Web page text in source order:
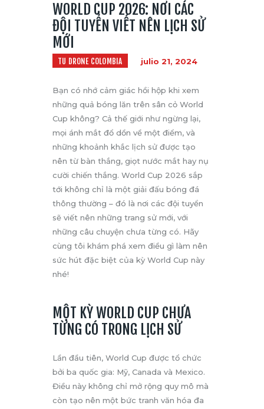
WORLD CUP 2026: NƠI CÁC
ĐỘI TUYỂN VIẾT NÊN LỊCH SỬ
MỚI
TU DRONE COLOMBIA julio 21, 2024
Bạn có nhớ cảm giác hồi hộp khi xem
những quả bóng lăn trên sân cỏ World
Cup không? Cả thế giới như ngừng lại,
mọi ánh mắt đổ dồn về một điểm, và
những khoảnh khắc lịch sử được tạo
nên từ bàn thắng, giọt nước mắt hay nụ
cười chiến thắng. World Cup 2026 sắp
tới không chỉ là một giải đấu bóng đá
thông thường – đó là nơi các đội tuyển
sẽ viết nên những trang sử mới, với
những câu chuyện chưa từng có. Hãy
cùng tôi khám phá xem điều gì làm nên
sức hút đặc biệt của kỳ World Cup này
nhé!
MỘT KỲ WORLD CUP CHƯA
TỪNG CÓ TRONG LỊCH SỬ
Lần đầu tiên, World Cup được tổ chức
bởi ba quốc gia: Mỹ, Canada và Mexico.
Điều này không chỉ mở rộng quy mô mà
còn tạo nên một bức tranh văn hóa đa